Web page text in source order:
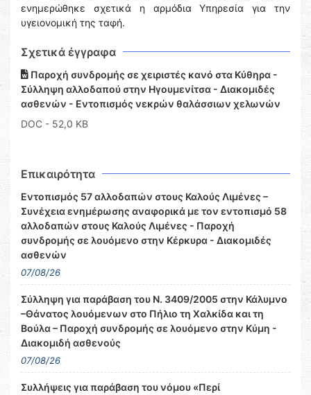
ενημερώθηκε σχετικά η αρμόδια Υπηρεσία για την
υγειονομική της ταφή.
Σχετικά έγγραφα
Παροχή συνδρομής σε χειριστές κανό στα Κύθηρα -
Σύλληψη αλλοδαπού στην Ηγουμενίτσα - Διακομιδές
ασθενών - Εντοπισμός νεκρών θαλάσσιων χελωνών
DOC - 52,0 KB
Επικαιρότητα
Εντοπισμός 57 αλλοδαπών στους Καλούς Λιμένες –
Συνέχεια ενημέρωσης αναφορικά με τον εντοπισμό 58
αλλοδαπών στους Καλούς Λιμένες - Παροχή
συνδρομής σε λουόμενο στην Κέρκυρα - Διακομιδές
ασθενών
07/08/26
Σύλληψη για παράβαση του Ν. 3409/2005 στην Κάλυμνο
–Θάνατος λουόμενων στο Πήλιο τη Χαλκίδα και τη
Βούλα – Παροχή συνδρομής σε λουόμενο στην Κύμη -
Διακομιδή ασθενούς
07/08/26
Συλλήψεις για παράβαση του νόμου «Περί